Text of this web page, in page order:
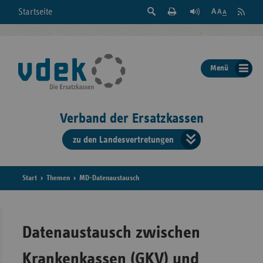
Startseite
Suche
der
Seite
Feed
Menü
Verband der Ersatzkassen
zu den Landesvertretungen
der
Start Themen MD-Datenaustausch
Datenaustausch zwischen
Krankenkassen (GKV) und